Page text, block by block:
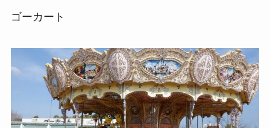
ゴーカート